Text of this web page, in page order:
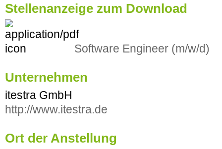
Stellenanzeige zum Download
Software Engineer (m/w/d)
Unternehmen
itestra GmbH
http://www.itestra.de
Ort der Anstellung